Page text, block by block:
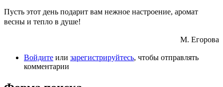
Пусть этот день подарит вам нежное настроение, аромат
весны и тепло в душе!
М. Егорова
Войдите или зарегистрируйтесь, чтобы отправлять
комментарии